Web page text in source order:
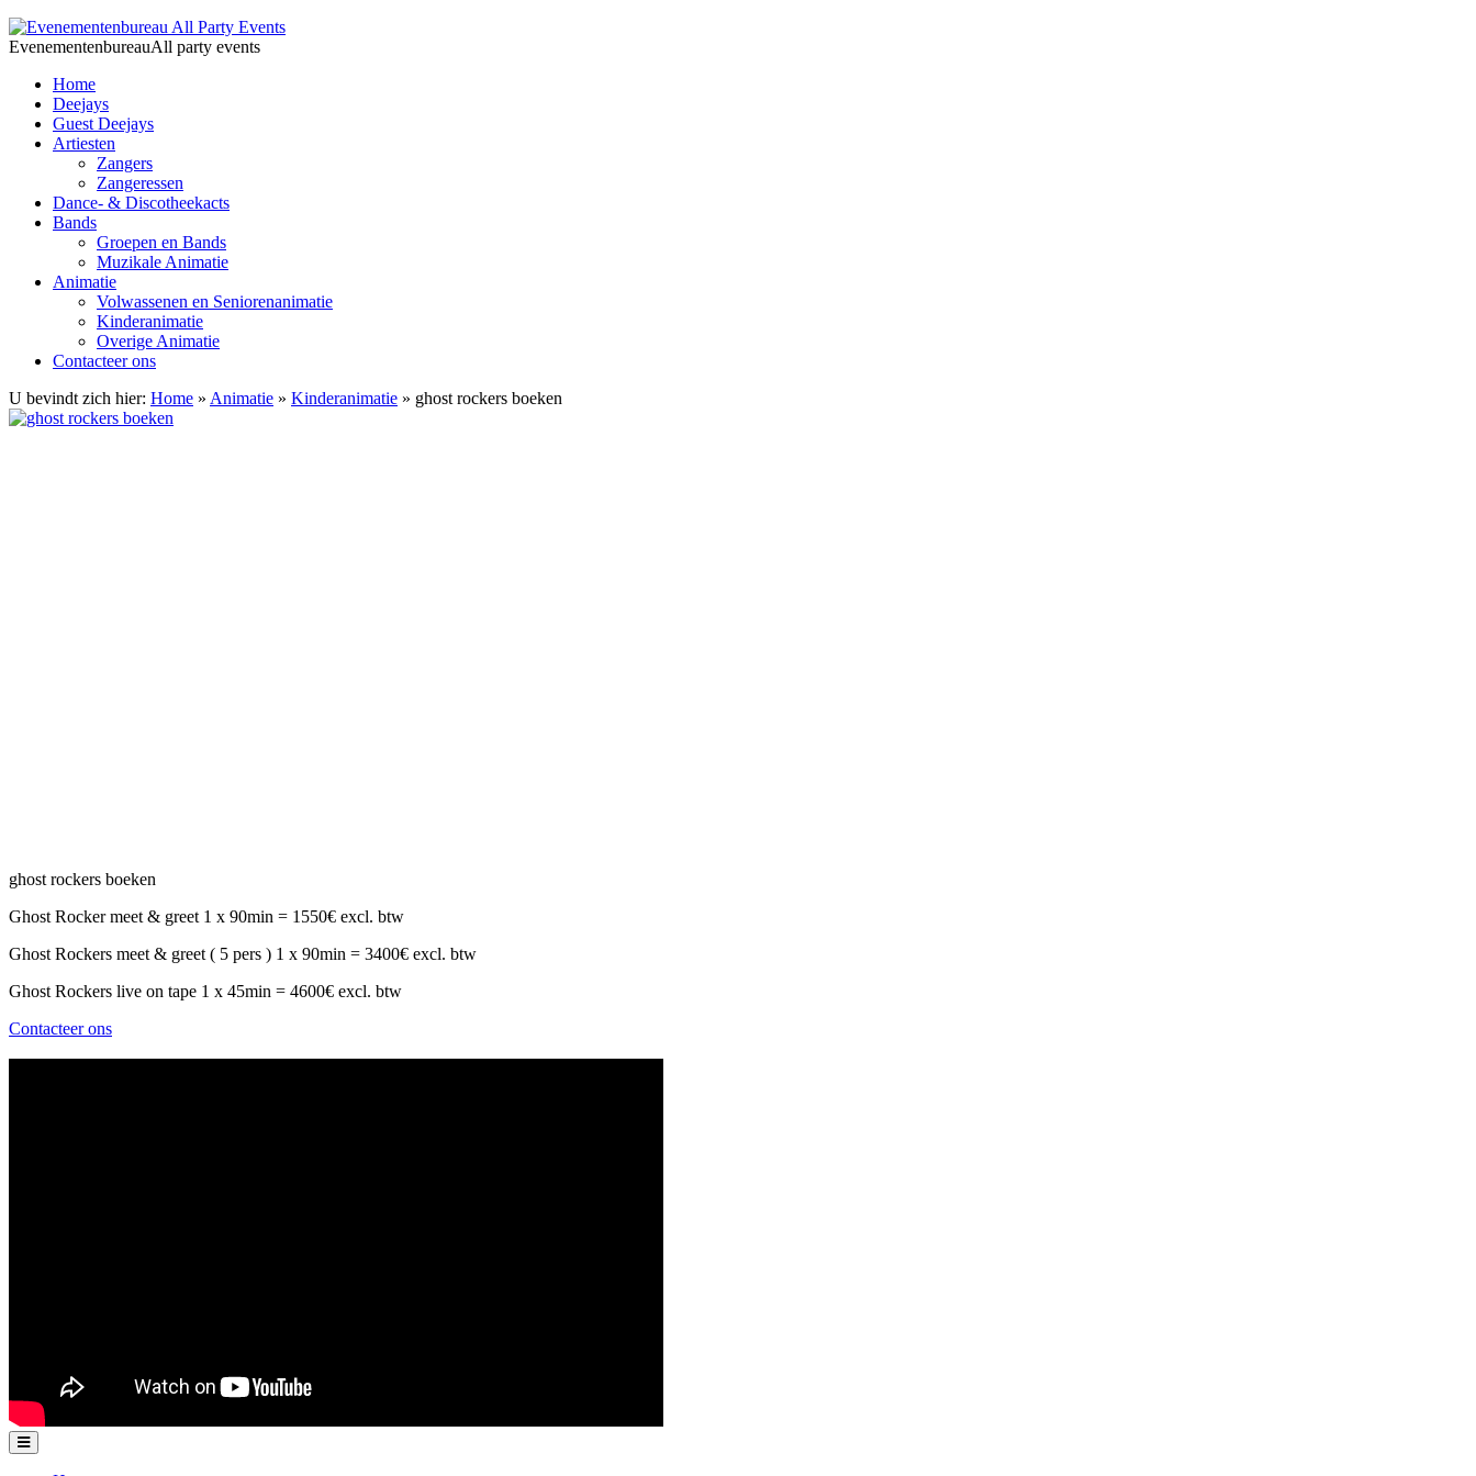
Jump to navigation
EvenementenbureauAll party events
Home
Deejays
Guest Deejays
Artiesten
Zangers
Zangeressen
Dance- & Discotheekacts
Bands
Groepen en Bands
Muzikale Animatie
Animatie
Volwassenen en Seniorenanimatie
Kinderanimatie
Overige Animatie
Contacteer ons
U bevindt zich hier: Home » Animatie » Kinderanimatie » ghost rockers boeken
ghost rockers boeken
Ghost Rocker meet & greet 1 x 90min = 1550€ excl. btw
Ghost Rockers meet & greet ( 5 pers ) 1 x 90min = 3400€ excl. btw
Ghost Rockers live on tape 1 x 45min = 4600€ excl. btw
Contacteer ons